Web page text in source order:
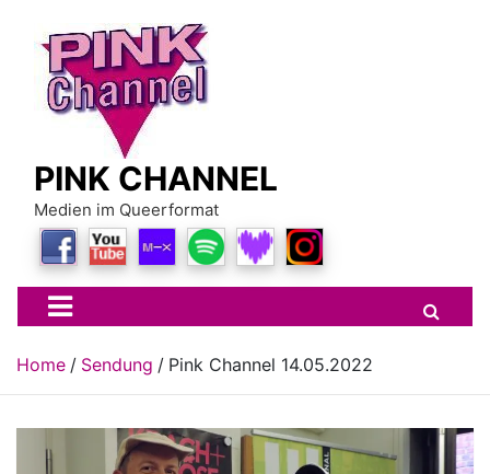
content
PINK CHANNEL
Medien im Queerformat
Home Sendung Pink Channel 14.05.2022